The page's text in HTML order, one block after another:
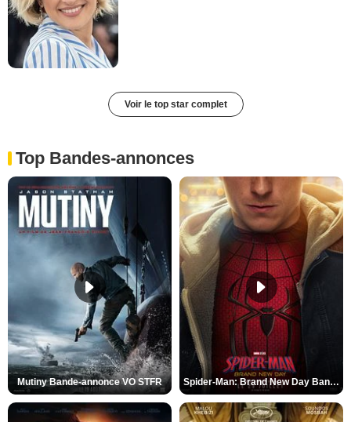
Voir le top star complet
Top Bandes-annonces
Mutiny Bande-annonce VO STFR Spider-Man: Brand New Day Bande-annonce VO STFR